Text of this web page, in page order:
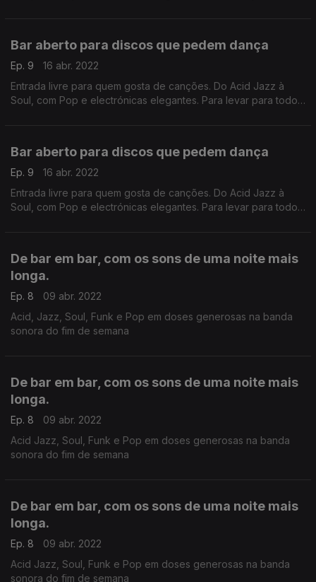
Bar aberto para discos que pedem dança
Ep. 9
16 abr. 2022
Entrada livre para quem gosta de canções. Do Acid Jazz à
Soul, com Pop e electrónicas elegantes. Para levar para todo
Bar aberto para discos que pedem dança
Ep. 9
16 abr. 2022
Entrada livre para quem gosta de canções. Do Acid Jazz à
Soul, com Pop e electrónicas elegantes. Para levar para todo
De bar em bar, com os sons de uma noite mais
longa.
Ep. 8
09 abr. 2022
Acid, Jazz, Soul, Funk e Pop em doses generosas na banda
sonora do fim de semana
De bar em bar, com os sons de uma noite mais
longa.
Ep. 8
09 abr. 2022
Acid Jazz, Soul, Funk e Pop em doses generosas na banda
sonora do fim de semana
De bar em bar, com os sons de uma noite mais
longa.
Ep. 8
09 abr. 2022
Acid Jazz, Soul, Funk e Pop em doses generosas na banda
sonora do fim de semana